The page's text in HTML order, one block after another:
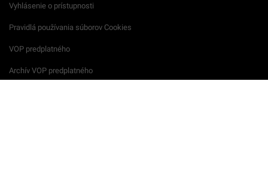
Vyhlásenie o prístupnosti
Pravidlá používania súborov Cookies
VOP predplatného
Archív VOP predplatného